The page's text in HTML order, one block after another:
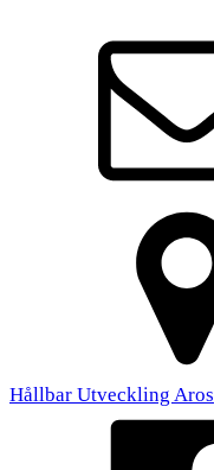
Hållbar Utveckling Aros